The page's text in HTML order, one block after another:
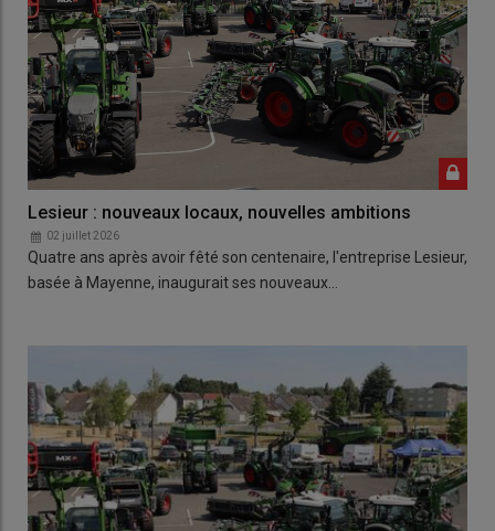
Lesieur : nouveaux locaux, nouvelles ambitions
02 juillet 2026
Quatre ans après avoir fêté son centenaire, l'entreprise Lesieur,
basée à Mayenne, inaugurait ses nouveaux…